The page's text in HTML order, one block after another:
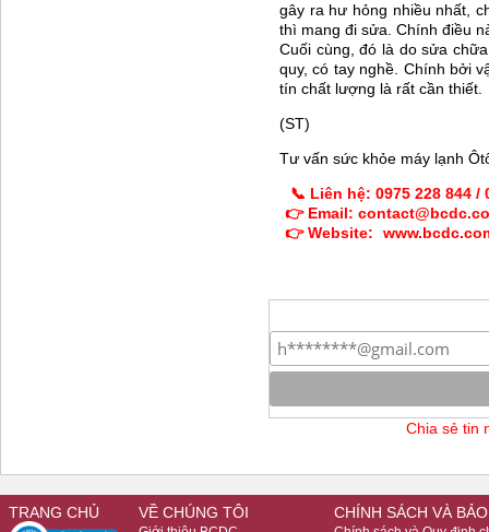
gây ra hư hỏng nhiều nhất,
thì mang đi sửa. Chính điều
Cuối cùng, đó là do sửa
quy, có tay nghề. Chính bởi
tín chất lượng là rất cần thiết.
(ST)
Tư vấn sức khỏe máy lạnh
📞 Liên hệ: 0975 228 844 /
👉 Email:
👉 Website:
Chia sẻ tin
TRANG CHỦ VỀ CHÚNG TÔI CHÍNH SÁCH VÀ